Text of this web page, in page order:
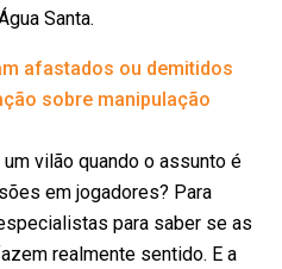
Santa.
afastados ou demitidos
sobre manipulação
vilão quando o assunto é
em jogadores? Para
para saber se as
realmente sentido. E a